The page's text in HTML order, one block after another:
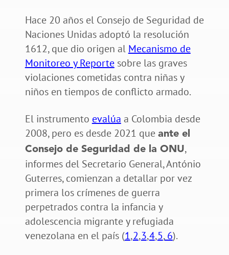
Hace 20 años el Consejo de Seguridad de
Naciones Unidas adoptó la resolución
1612, que dio origen al Mecanismo de
Monitoreo y Reportesobre las graves
violaciones cometidas contra niñas y
niños en tiempos de conflicto armado.
El instrumento evalúa a Colombia desde
2008, pero es desde 2021 que ante el
Consejo de Seguridad de la ONU,
informes del Secretario General, António
Guterres, comienzan a detallar por vez
primera los crímenes de guerra
perpetrados contra la infancia y
adolescencia migrante y refugiada
venezolana en el país (1,2,3,4,5,6).